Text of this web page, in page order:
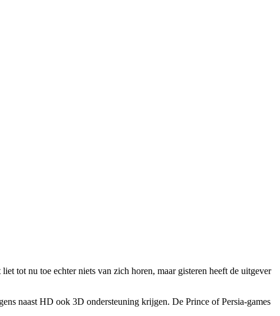
tot nu toe echter niets van zich horen, maar gisteren heeft de uitgever
naast HD ook 3D ondersteuning krijgen. De Prince of Persia-games